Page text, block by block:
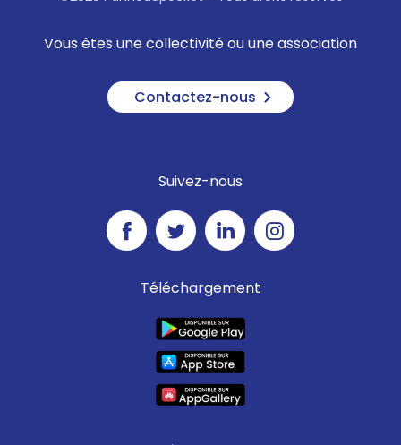
Vous êtes une collectivité ou une association
Contactez-nous
Suivez-nous
Téléchargement